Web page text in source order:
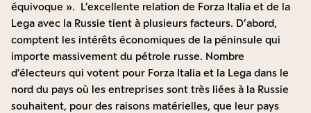
équivoque ». L’excellente relation de Forza Italia et de la
Lega avec la Russie tient à plusieurs facteurs. D’abord,
comptent les intérêts économiques de la péninsule qui
importe massivement du pétrole russe. Nombre
d’électeurs qui votent pour Forza Italia et la Lega dans le
nord du pays où les entreprises sont très liées à la Russie
souhaitent, pour des raisons matérielles, que leur pays